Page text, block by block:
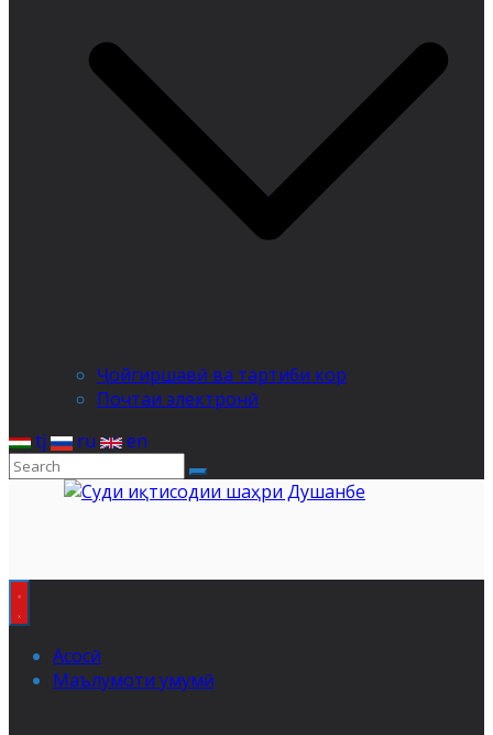
Ҷойгиршавӣ ва тартиби кор
Почтаи электронӣ
tj
ru en
Асосӣ
Маълумоти умумӣ